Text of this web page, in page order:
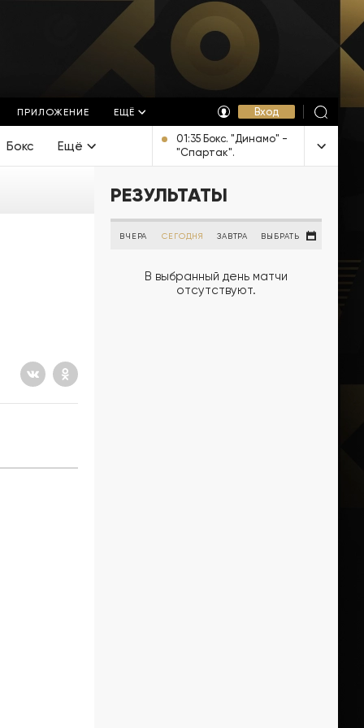
ПРИЛОЖЕНИЕ ЕЩЁ Вход
Бокс Ещё
01:35 Бокс. "Динамо" -
"Спартак".
Трансляция из
РЕЗУЛЬТАТЫ
ВЧЕРА СЕГОДНЯ ЗАВТРА ВЫБРАТЬ
В выбранный день матчи
отсутствуют.